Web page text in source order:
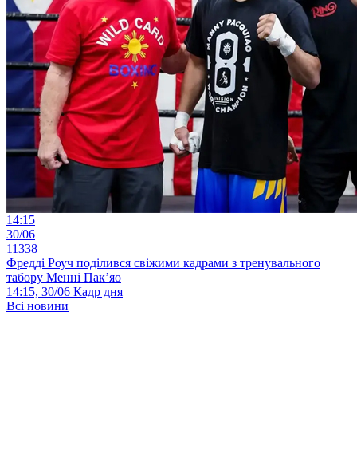
14:15
30/06
11338
Фредді Роуч поділився свіжими кадрами з тренувального
табору Менні Пак’яо
14:15, 30/06 Кадр дня
Всі новини